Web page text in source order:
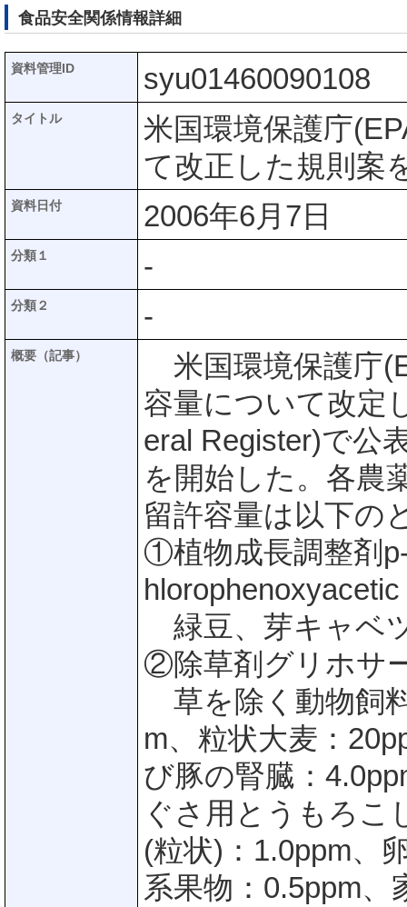
食品安全関係情報詳細
資料管理ID syu01460090108
タイトル
米国環境保護庁
て改正した規則案
資料日付 2006年6月7日
分類１ -
分類２ -
概要（記事）
米国環境保護庁
容量について改定
eral Register)で公
を開始した。各農
留許容量は以下の
①植物成長調整剤
緑豆、芽キャベ
②除草剤グリホサ
草を除く動物飼
m、粒状大麦：
び豚の腎臓：
ぐさ用とうもろこ
(粒状)：1.0ppm、
系果物：0.5ppm